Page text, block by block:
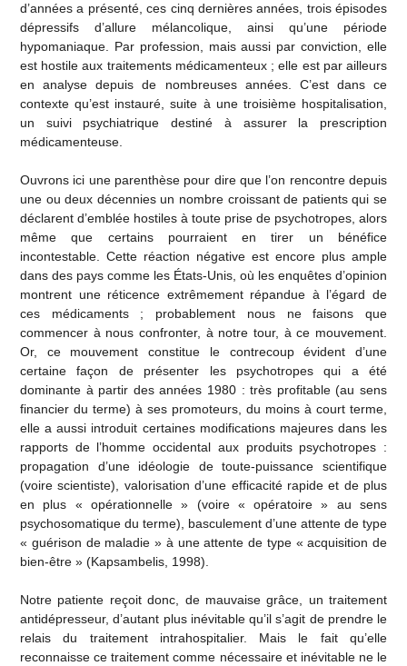
d’années a présenté, ces cinq dernières années, trois épisodes
dépressifs d’allure mélancolique, ainsi qu’une période
hypomaniaque. Par profession, mais aussi par conviction, elle
est hostile aux traitements médicamenteux ; elle est par ailleurs
en analyse depuis de nombreuses années. C’est dans ce
contexte qu’est instauré, suite à une troisième hospitalisation,
un suivi psychiatrique destiné à assurer la prescription
médicamenteuse.
Ouvrons ici une parenthèse pour dire que l’on rencontre depuis
une ou deux décennies un nombre croissant de patients qui se
déclarent d’emblée hostiles à toute prise de psychotropes, alors
même que certains pourraient en tirer un bénéfice
incontestable. Cette réaction négative est encore plus ample
dans des pays comme les États-Unis, où les enquêtes d’opinion
montrent une réticence extrêmement répandue à l’égard de
ces médicaments ; probablement nous ne faisons que
commencer à nous confronter, à notre tour, à ce mouvement.
Or, ce mouvement constitue le contrecoup évident d’une
certaine façon de présenter les psychotropes qui a été
dominante à partir des années 1980 : très profitable (au sens
financier du terme) à ses promoteurs, du moins à court terme,
elle a aussi introduit certaines modifications majeures dans les
rapports de l’homme occidental aux produits psychotropes :
propagation d’une idéologie de toute-puissance scientifique
(voire scientiste), valorisation d’une efficacité rapide et de plus
en plus « opérationnelle » (voire « opératoire » au sens
psychosomatique du terme), basculement d’une attente de type
« guérison de maladie » à une attente de type « acquisition de
bien-être » (Kapsambelis, 1998).
Notre patiente reçoit donc, de mauvaise grâce, un traitement
antidépresseur, d’autant plus inévitable qu’il s’agit de prendre le
relais du traitement intrahospitalier. Mais le fait qu’elle
reconnaisse ce traitement comme nécessaire et inévitable ne le